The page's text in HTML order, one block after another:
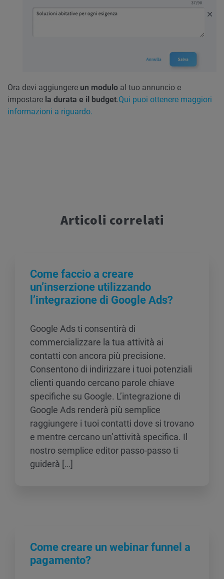
Ora devi aggiungere un modulo al tuo annuncio e
impostare la durata e il budget.Qui puoi ottenere maggiori
informazioni a riguardo.
Articoli correlati
Come faccio a creare
un’inserzione utilizzando
l’integrazione di Google Ads?
Google Ads ti consentirà di
commercializzare la tua attività ai
contatti con ancora più precisione.
Consentono di indirizzare i tuoi potenziali
clienti quando cercano parole chiave
specifiche su Google. L’integrazione di
Google Ads renderà più semplice
raggiungere i tuoi contatti dove si trovano
e mentre cercano un’attività specifica. Il
nostro semplice editor passo-passo ti
guiderà […]
Come creare un webinar funnel a
pagamento?